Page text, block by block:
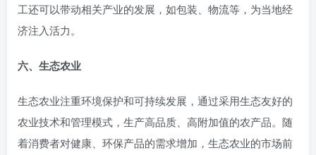
工还可以带动相关产业的发展，如包装、物流等，为当地经
济注入活力。
六、生态农业
生态农业注重环境保护和可持续发展，通过采用生态友好的
农业技术和管理模式，生产高品质、高附加值的农产品。随
着消费者对健康、环保产品的需求增加，生态农业的市场前